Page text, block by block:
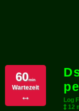
60min
Wartezeit
↔
Log
12